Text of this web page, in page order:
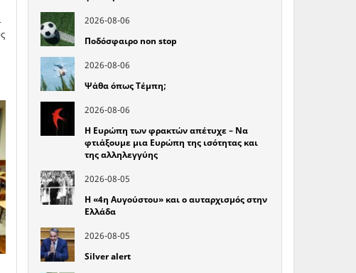
2026-08-06
Ποδόσφαιρο non stop
2026-08-06
Ψάθα όπως Τέμπη;
2026-08-06
Η Ευρώπη των φρακτών απέτυχε – Να
φτιάξουμε μια Ευρώπη της ισότητας και
της αλληλεγγύης
2026-08-05
Η «4η Αυγούστου» και ο αυταρχισμός στην
Ελλάδα
2026-08-05
Silver alert